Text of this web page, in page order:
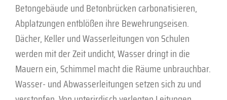
Betongebäude und Betonbrücken carbonatisieren,
Abplatzungen entblößen ihre Bewehrungseisen.
Dächer, Keller und Wasserleitungen von Schulen
werden mit der Zeit undicht, Wasser dringt in die
Mauern ein, Schimmel macht die Räume unbrauchbar.
Wasser- und Abwasserleitungen setzen sich zu und